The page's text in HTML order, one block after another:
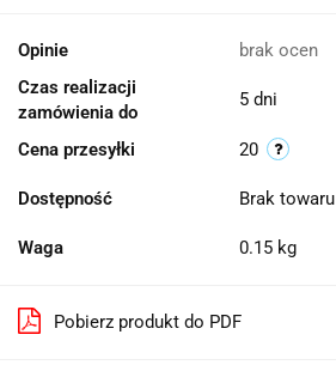
Opinie
brak ocen
Czas realizacji
zamówienia do
5 dni
Cena przesyłki 20
Dostępność Brak towaru
Waga 0.15 kg
Pobierz produkt do PDF